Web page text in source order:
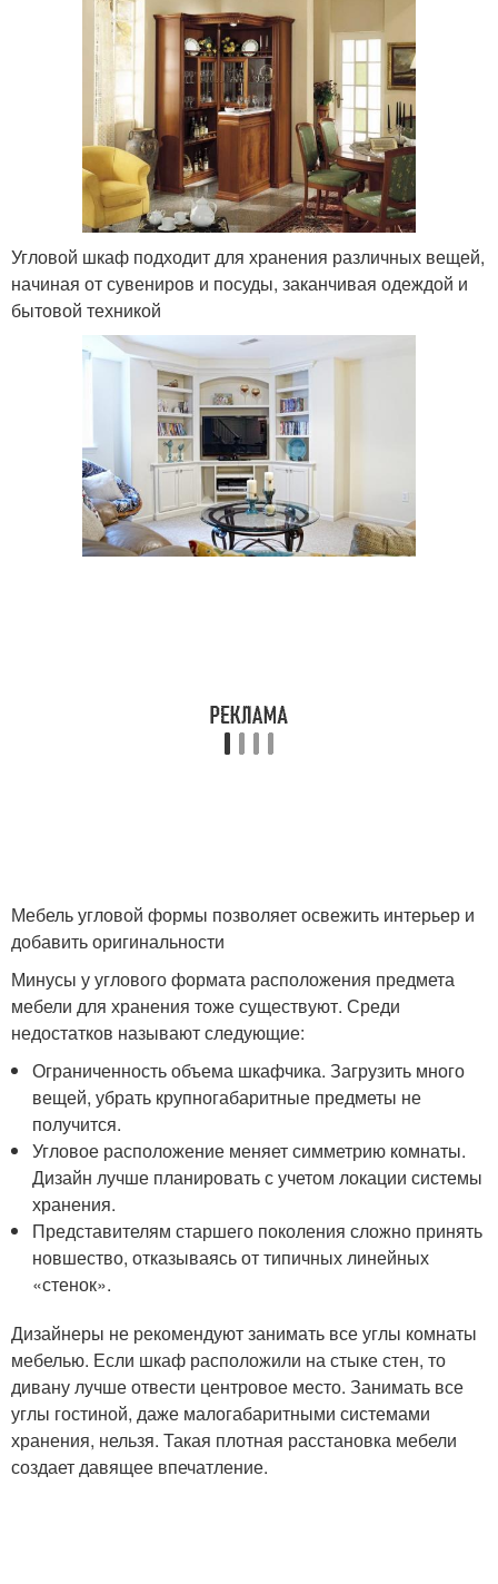
Угловой шкаф подходит для хранения различных вещей,
начиная от сувениров и посуды, заканчивая одеждой и
бытовой техникой
Мебель угловой формы позволяет освежить интерьер и
добавить оригинальности
Минусы у углового формата расположения предмета
мебели для хранения тоже существуют. Среди
недостатков называют следующие:
Ограниченность объема шкафчика. Загрузить много
вещей, убрать крупногабаритные предметы не
получится.
Угловое расположение меняет симметрию комнаты.
Дизайн лучше планировать с учетом локации системы
хранения.
Представителям старшего поколения сложно принять
новшество, отказываясь от типичных линейных
«стенок».
Дизайнеры не рекомендуют занимать все углы комнаты
мебелью. Если шкаф расположили на стыке стен, то
дивану лучше отвести центровое место. Занимать все
углы гостиной, даже малогабаритными системами
хранения, нельзя. Такая плотная расстановка мебели
создает давящее впечатление.